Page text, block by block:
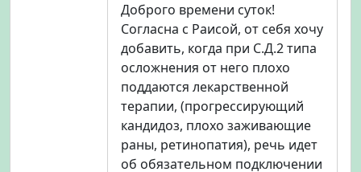
Доброго времени суток!
Согласна с Раисой, от себя хочу
добавить, когда при С.Д.2 типа
осложнения от него плохо
поддаются лекарственной
терапии, (прогрессирующий
кандидоз, плохо заживающие
раны, ретинопатия), речь идет
об обязательном подключении